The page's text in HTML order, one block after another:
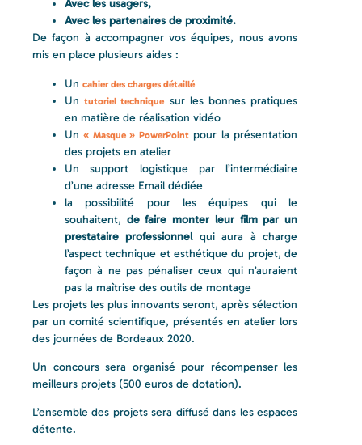
Avec les usagers,
Avec les partenaires de proximité.
De façon à accompagner vos équipes, nous avons
mis en place plusieurs aides :
Un cahier des charges détaillé
Untutoriel technique sur les bonnes pratiques
en matière de réalisation vidéo
Un« Masque » PowerPointpour la présentation
des projets en atelier
Un support logistique par l’intermédiaire
d’une adresse Email dédiée
la possibilité pour les équipes qui le
souhaitent, de faire monter leur film par un
prestataire professionnelqui aura à charge
l’aspect technique et esthétique du projet, de
façon à ne pas pénaliser ceux qui n’auraient
pas la maîtrise des outils de montage
Les projets les plus innovants seront, après sélection
par un comité scientifique, présentés en atelier lors
des journées de Bordeaux 2020.
Un concours sera organisé pour récompenser les
meilleurs projets (500 euros de dotation).
L’ensemble des projets sera diffusé dans les espaces
détente.